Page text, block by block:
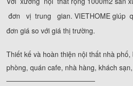
đơn vị trung gian. VIETHOME giúp
đơn giá so với giá thị trường.
Thiết kế và hoàn thiện nội thất nhà
phòng, quán cafe, nhà hàng, khách
──────────────────